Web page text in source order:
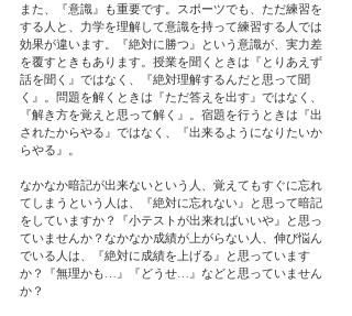
また、『意識』も重要です。スポーツでも、ただ練習を
する人と、力学を理解して意識を持って練習する人では
効果が違います。『絶対に勝つ』という意識が、実力差
を覆すときもあります。授業を聞くときは『とりあえず
話を聞く』ではなく、『絶対理解するんだと思って聞
く』。問題を解くときは『ただ答えを出す』ではなく、
『解き方を覚えと思って解く』。宿題を行うときは『出
されたからやる』ではなく、『出来るようになりたいか
らやる』。
なかなか暗記が出来ないという人、覚えてもすぐに忘れ
てしまうという人は、『絶対に忘れない』と思って暗記
をしていますか？『小テストが出来ればいいや』と思っ
ていませんか？なかなか成績が上がらない人、伸び悩ん
でいる人は、『絶対に成績を上げる』と思っています
か？『無理かも…』『どうせ…』などと思っていません
か？